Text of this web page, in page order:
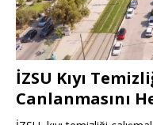
İZSU Kıyı
Canlanmasını